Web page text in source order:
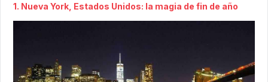
1. Nueva York, Estados Unidos: la magia de fin de año